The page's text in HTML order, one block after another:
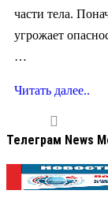
части тела.
угрожает
…
Читать далее..
Телеграм News